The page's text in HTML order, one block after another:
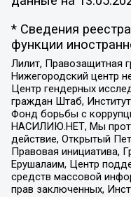
* Сведения
функции
Лилит, Правозащитная
Нижегородский центр
Центр гендерных
граждан Штаб,
Фонд борьбы с
НАСИЛИЮ.НЕТ, Мы
действие, Открытый
Правовая инициатива,
Ерушалаим, Центр
средств массовой
прав заключенных,